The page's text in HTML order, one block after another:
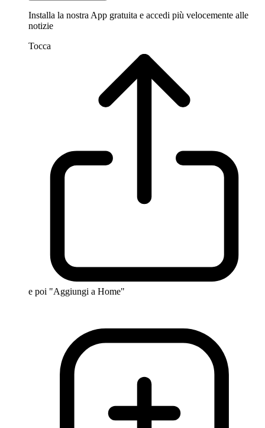
Installa la nostra App gratuita e accedi più velocemente alle
notizie
Tocca
e poi "Aggiungi a Home"